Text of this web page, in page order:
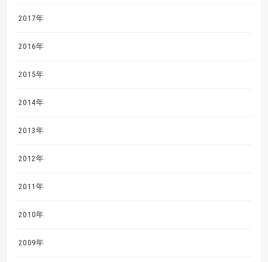
2017年
2016年
2015年
2014年
2013年
2012年
2011年
2010年
2009年